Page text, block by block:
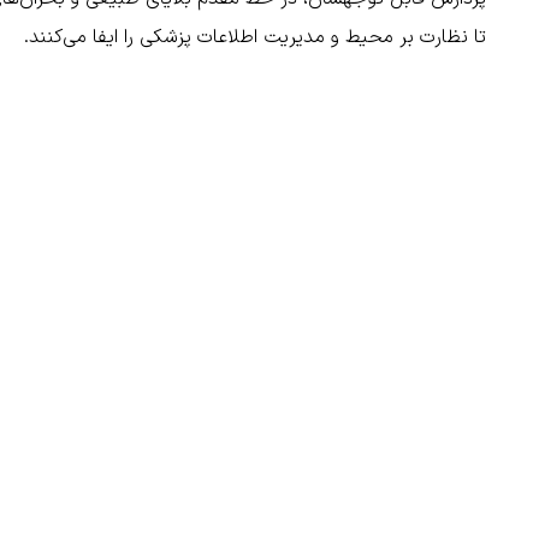
تا نظارت بر محیط و مدیریت اطلاعات پزشکی را ایفا می‌کنند.